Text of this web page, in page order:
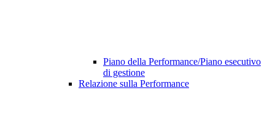
Piano della Performance/Piano esecutivo
di gestione
Relazione sulla Performance